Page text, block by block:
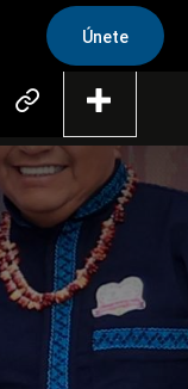
Únete